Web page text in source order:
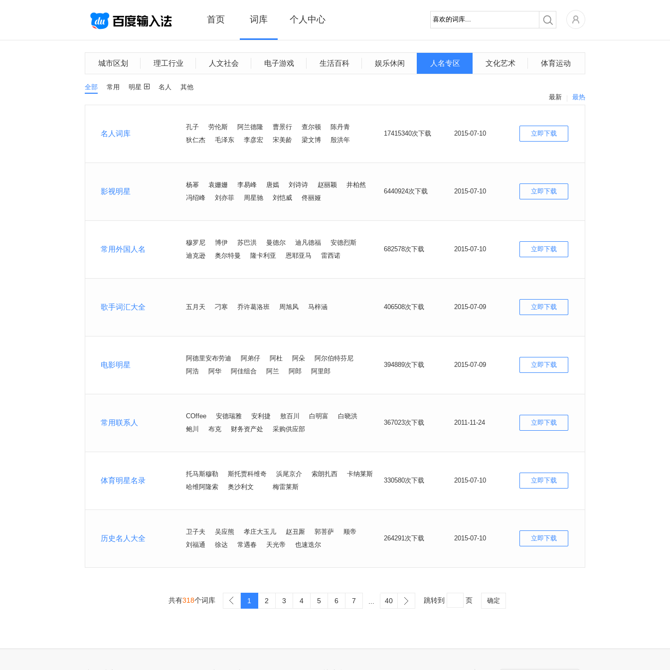
首页 词库 个人中心
城市区划 理工行业 人文社会 电子游戏 生活百科 娱乐休闲 人名专区 文化艺术 体育运动
全部 常用 明星 名人
其他
最热
最新
名人词库
孔子 劳伦斯 阿兰德隆 曹景行 查尔顿
陈丹青
狄仁杰
毛泽东 李彦宏 宋美龄 梁文博 殷洪年
17415340次下载 2015-07-10 立即下载
影视明星
杨幂 袁姗姗 李易峰 唐嫣 刘诗诗 赵丽颖
井柏然
冯绍峰
刘亦菲 周星驰 刘恺威 佟丽娅
6440924次下载 2015-07-10 立即下载
常用外国人名
穆罗尼 博伊 苏巴洪 曼德尔 迪凡德福
安德烈斯
迪克逊
奥尔特曼 隆卡利亚 恩耶亚马 雷西诺
682578次下载 2015-07-10 立即下载
歌手词汇大全 五月天 刁寒 乔许葛洛班 周旭风 马梓涵 406508次下载 2015-07-09 立即下载
电影明星
阿德里安布劳迪 阿弟仔 阿杜 阿朵
阿尔伯特芬尼
阿浩
阿华 阿佳组合 阿兰 阿郎 阿里郎
394889次下载 2015-07-09 立即下载
常用联系人
COffee 安德瑞雅 安利捷 敖百川 白明富
白晓洪
鲍川
布克 财务资产处 采购供应部
367023次下载 2011-11-24 立即下载
体育明星名录
托马斯穆勒 斯托贾科维奇 浜尾京介 索朗扎西
卡纳莱斯
哈维阿隆索
奥沙利文 梅雷莱斯
330580次下载 2015-07-10 立即下载
历史名人大全
卫子夫 吴应熊 孝庄大玉儿 赵丑厮 郭菩萨
顺帝
刘福通
徐达 常遇春 天光帝 也速迭尔
264291次下载 2015-07-10 立即下载
共有318个词库 1 2 3 4 5 6 7 40 跳转到 页 确定